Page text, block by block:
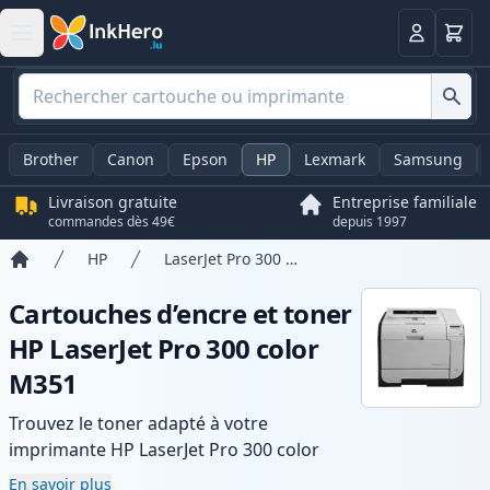
Panier
Brother Canon Epson HP Lexmark Samsung
Livraison gratuite
commandes dès 49€
Entreprise familiale
depuis 1997
HP LaserJet Pro 300 color M351
Cartouches d’encre et toner
HP LaserJet Pro 300 color
M351
Trouvez le toner adapté à votre
imprimante HP LaserJet Pro 300 color
M351 avec notre gamme de cartouches
En savoir plus